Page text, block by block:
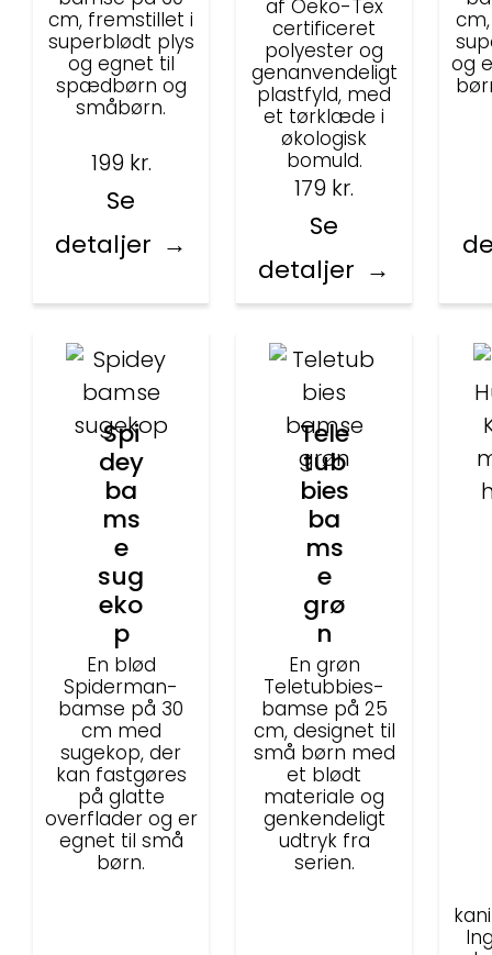
cm, fremstillet i
superblødt plys
og egnet til
spædbørn og
småbørn.
199 kr.
Se
detaljer
af Oeko-Tex
certificeret
polyester og
genanvendeligt
plastfyld, med
et tørklæde i
økologisk
bomuld.
179 kr.
Se
detaljer
og
Spi
dey
ba
ms
e
sug
eko
p
En blød
Spiderman-
bamse på 30
cm med
sugekop, der
kan fastgøres
på glatte
overflader og er
egnet til små
børn.
Tele
tub
bies
ba
ms
e
grø
n
En grøn
Teletubbies-
bamse på 25
cm, designet til
små børn med
et blødt
materiale og
genkendeligt
udtryk fra
serien.